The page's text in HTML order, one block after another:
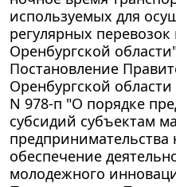
используемых для
регулярных перевозок
Оренбургской
Постановление
Оренбургской области
N 978-п "О порядке
субсидий субъектам
предпринимательства
обеспечение
молодежного